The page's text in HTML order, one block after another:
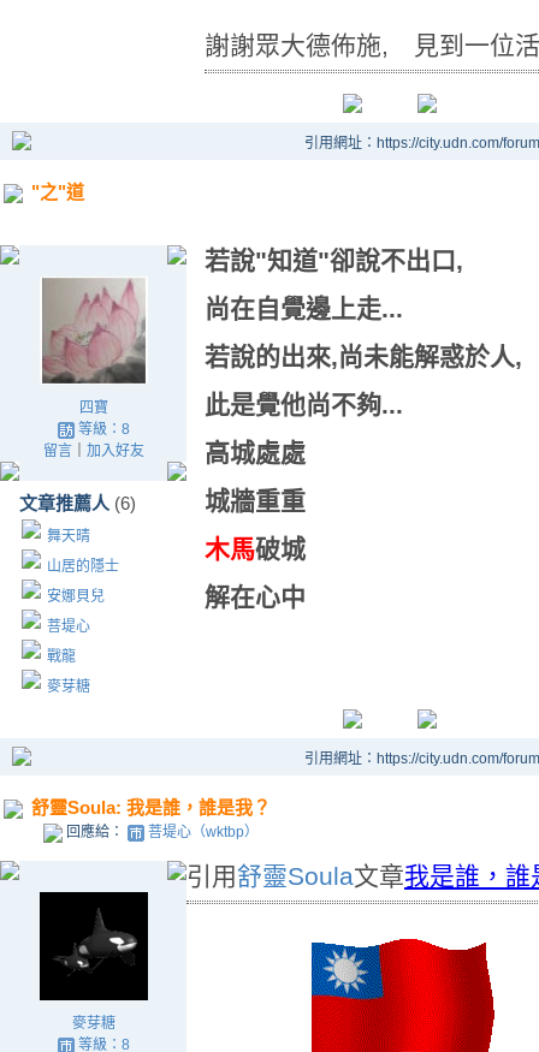
謝謝眾大德佈施, 見到一位
引用網址：https://city.udn.com/
"之"道
四寶
等級：8
留言｜ 加入好友
文章推薦人 (6)
舞天晴
山居的隱士
安娜貝兒
菩堤心
戰龍
麥芽糖
若說"知道"卻說不出口,
尚在自覺邊上走...
若說的出來,尚未能解惑於人,
此是覺他尚不夠...
高城處處
城牆重重
木馬破城
解在心中
引用網址：https://city.udn.com/
舒靈Soula: 我是誰，誰是我？
回應給： 菩堤心（wktbp）
麥芽糖
等級：8
引用舒靈Soula文章我是誰，誰